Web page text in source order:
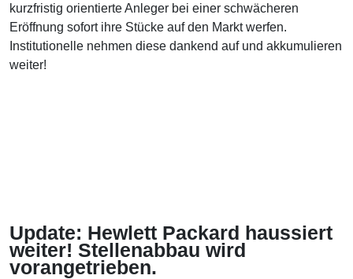
kurzfristig orientierte Anleger bei einer schwächeren
Eröffnung sofort ihre Stücke auf den Markt werfen.
Institutionelle nehmen diese dankend auf und akkumulieren
weiter!
Update: Hewlett Packard haussiert
weiter! Stellenabbau wird
vorangetrieben.